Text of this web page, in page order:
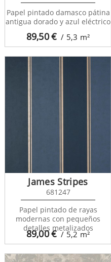
89,50€ / 5,3 m²
Papel pintado damasco pátina
antigua dorado y azul eléctrico
89,00€ / 5,2m²
James Stripes
681247
Papel pintado de rayas
modernas con pequeños
detalles metalizados